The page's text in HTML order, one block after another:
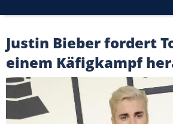
Justin Bieber fordert
einem Käfigkampf